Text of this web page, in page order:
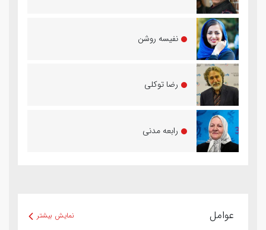
نفیسه روشن
رضا توکلی
رابعه مدنی
عوامل نمایش بیشتر